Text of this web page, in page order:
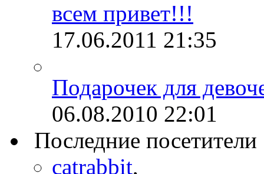
всем привет!!!
17.06.2011 21:35
Подарочек для
06.08.2010 22:01
Последние посетители
catrabbit,